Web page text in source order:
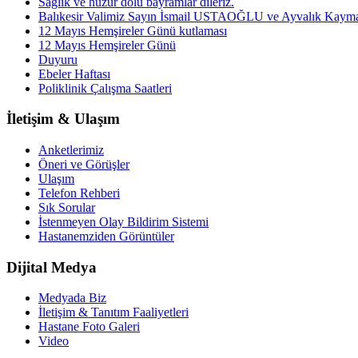
Balıkesir Valimiz Sayın İsmail USTAOĞLU ve Ayvalık
12 Mayıs Hemşireler Günü kutlaması
12 Mayıs Hemşireler Günü
Duyuru
Ebeler Haftası
Poliklinik Çalışma Saatleri
İletişim & Ulaşım
Anketlerimiz
Öneri ve Görüşler
Ulaşım
Telefon Rehberi
Sık Sorular
İstenmeyen Olay Bildirim Sistemi
Hastanemziden Görüntüler
Dijital Medya
Medyada Biz
İletişim & Tanıtım Faaliyetleri
Hastane Foto Galeri
Video